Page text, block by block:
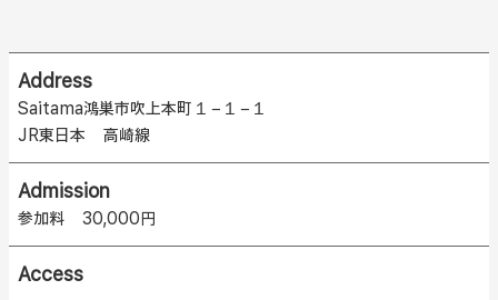
Address
Saitama鴻巣市吹上本町１−１−１
JR東日本 高崎線
Admission
参加料 30,000円
Access